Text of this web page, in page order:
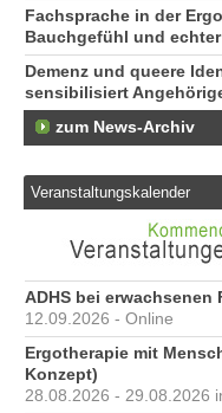
Fachsprache in der
Bauchgefühl und
Demenz und queere
sensibilisiert
zum News-Archiv
Veranstaltungskalender
ADHS bei
12.09.2026 - Online
Ergotherapie mit
Konzept)
28.08.2026 - 29.08.2026